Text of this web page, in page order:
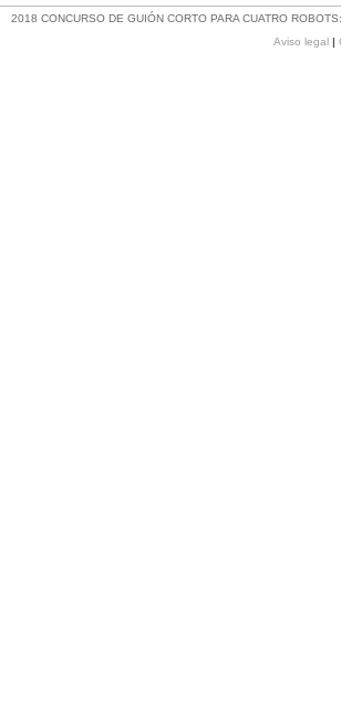
2018 CONCURSO DE GUIÓN CORTO PARA CUATRO
Aviso legal |